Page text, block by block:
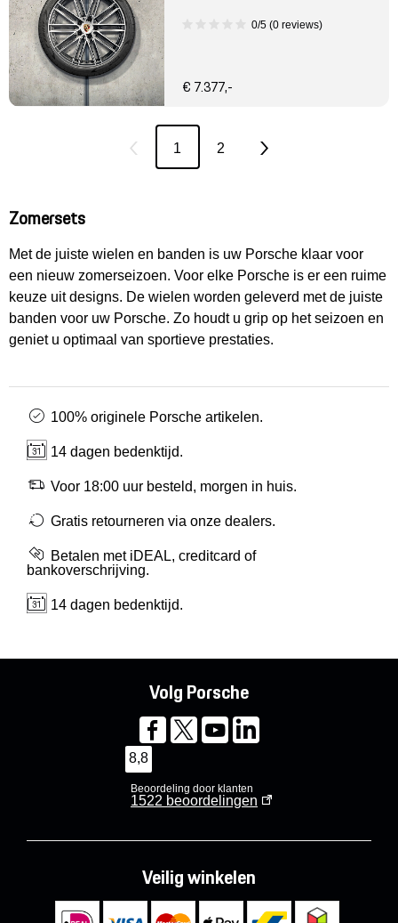
0/5 (0 reviews)
€ 7.377,-
1 2
Zomersets
Met de juiste wielen en banden is uw Porsche klaar voor
een nieuw zomerseizoen. Voor elke Porsche is er een ruime
keuze uit designs. De wielen worden geleverd met de juiste
banden voor uw Porsche. Zo houdt u grip op het seizoen en
geniet u optimaal van sportieve prestaties.
100% originele Porsche artikelen.
14 dagen bedenktijd.
Voor 18:00 uur besteld, morgen in huis.
Gratis retourneren via onze dealers.
Betalen met iDEAL, creditcard of
bankoverschrijving.
14 dagen bedenktijd.
Volg Porsche
8,8
Beoordeling door klanten
1522 beoordelingen
Veilig winkelen